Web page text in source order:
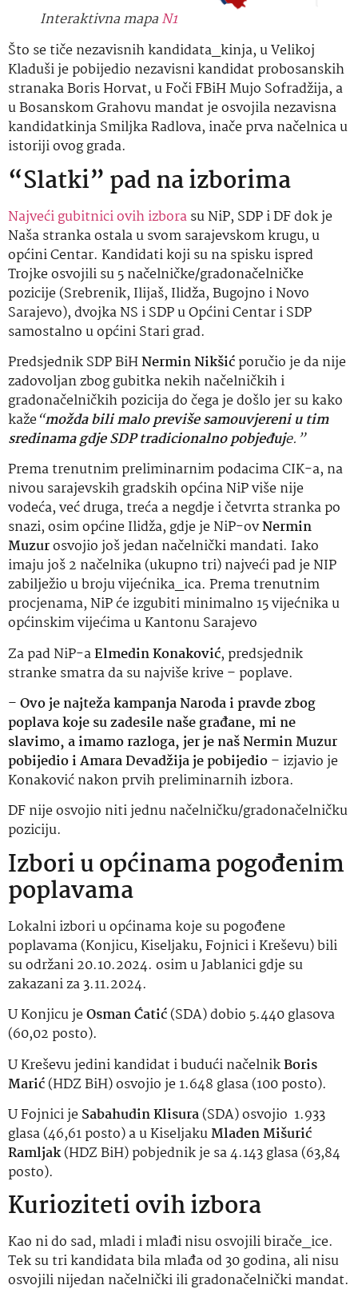
Interaktivna mapaN1
Što se tiče nezavisnih kandidata_kinja, u Velikoj
Kladuši je pobijedio nezavisni kandidat probosanskih
stranaka Boris Horvat, u Foči FBiH Mujo Sofradžija, a
u Bosanskom Grahovu mandat je osvojila nezavisna
kandidatkinja Smiljka Radlova, inače prva načelnica u
istoriji ovog grada.
“Slatki” pad na izborima
Najveći gubitnici ovih izborasu NiP, SDP i DF dok je
Naša stranka ostala u svom sarajevskom krugu, u
općini Centar. Kandidati koji su na spisku ispred
Trojke osvojili su 5 načelničke/gradonačelničke
pozicije (Srebrenik, Ilijaš, Ilidža, Bugojno i Novo
Sarajevo), dvojka NS i SDP u Općini Centar i SDP
samostalno u općini Stari grad.
Predsjednik SDP BiHNermin Nikšićporučio je da nije
zadovoljan zbog gubitka nekih načelničkih i
gradonačelničkih pozicija do čega je došlo jer su kako
kaže“možda bili malo previše samouvjereni u tim
sredinama gdje SDP tradicionalno pobjeđuje.”
Prema trenutnim preliminarnim podacima CIK-a, na
nivou sarajevskih gradskih općina NiP više nije
vodeća, već druga, treća a negdje i četvrta stranka po
snazi, osim općine Ilidža, gdje je NiP-ovNermin
Muzurosvojio još jedan načelnički mandati. Iako
imaju još 2 načelnika (ukupno tri) najveći pad je NIP
zabilježio u broju vijećnika_ica. Prema trenutnim
procjenama, NiP će izgubiti minimalno 15 vijećnika u
općinskim vijećima u Kantonu Sarajevo
Za pad NiP-aElmedin Konaković, predsjednik
stranke smatra da su najviše krive – poplave.
–Ovo je najteža kampanja Naroda i pravde zbog
poplava koje su zadesile naše građane, mi ne
slavimo, a imamo razloga, jer je naš Nermin Muzur
pobijedio i Amara Devadžija je pobijedio– izjavio je
Konaković nakon prvih preliminarnih izbora.
DF nije osvojio niti jednu načelničku/gradonačelničku
poziciju.
Izbori u općinama pogođenim
poplavama
Lokalni izbori u općinama koje su pogođene
poplavama (Konjicu, Kiseljaku, Fojnici i Kreševu) bili
su održani 20.10.2024. osim u Jablanici gdje su
zakazani za 3.11.2024.
U Konjicu jeOsman Ćatić(SDA) dobio 5.440 glasova
(60,02 posto).
U Kreševu jedini kandidat i budući načelnikBoris
Marić(HDZ BiH) osvojio je 1.648 glasa (100 posto).
U Fojnici jeSabahudin Klisura(SDA) osvojio 1.933
glasa (46,61 posto) a u KiseljakuMladen Mišurić
Ramljak(HDZ BiH) pobjednik je sa 4.143 glasa (63,84
posto).
Kurioziteti ovih izbora
Kao ni do sad, mladi i mlađi nisu osvojili birače_ice.
Tek su tri kandidata bila mlađa od 30 godina, ali nisu
osvojili nijedan načelnički ili gradonačelnički mandat.